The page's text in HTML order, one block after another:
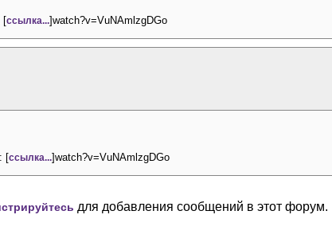
[ссылка...]watch?v=VuNAmlzgDGo
[ссылка...]watch?v=VuNAmlzgDGo
для добавления сообщений в этот форум.